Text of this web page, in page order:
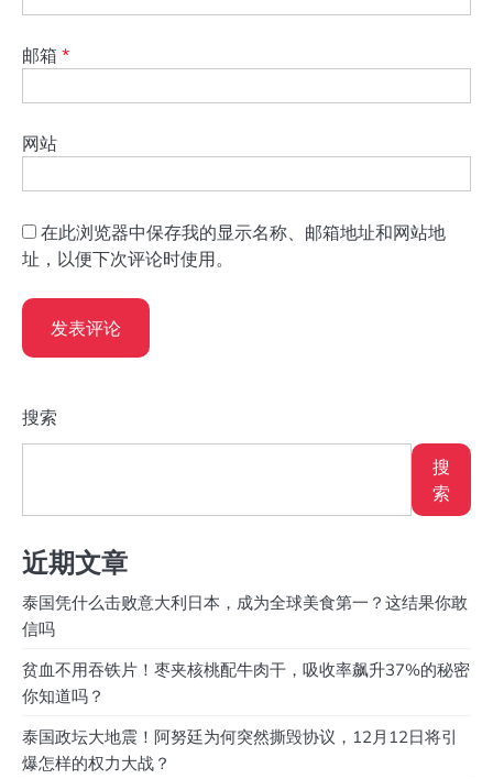
邮箱 *
网站
在此浏览器中保存我的显示名称、邮箱地址和网站地
址，以便下次评论时使用。
搜索
搜
索
近期文章
泰国凭什么击败意大利日本，成为全球美食第一？这结果你敢
信吗
贫血不用吞铁片！枣夹核桃配牛肉干，吸收率飙升37%的秘密
你知道吗？
泰国政坛大地震！阿努廷为何突然撕毁协议，12月12日将引
爆怎样的权力大战？